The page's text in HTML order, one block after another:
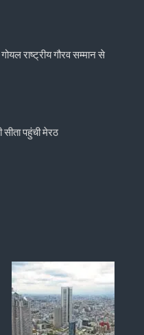
राष्ट्रीय गौरव सम्मान से
सीता पहुंची मेरठ